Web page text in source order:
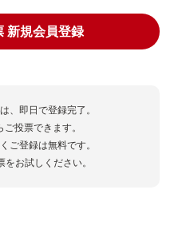
新規会員登録
、即日で登録完了。
投票できます。
ご登録は無料です。
をお試しください。